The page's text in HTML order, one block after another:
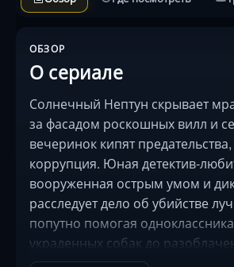
ОБЗОР
О сериале
Солнечный Нептун скрывает
за фасадом роскошных вилл и
вечеринок кипят
коррупция. Юная детектив-
вооруженная острым умом и
расследует дело об убийстве
попутно помогая
украденных собак до
шантажистов. Её оружие — не